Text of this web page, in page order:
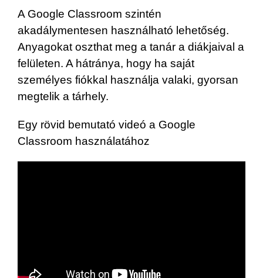
A Google Classroom szintén
akadálymentesen használható lehetőség.
Anyagokat oszthat meg a tanár a diákjaival a
felületen. A hátránya, hogy ha saját
személyes fiókkal használja valaki, gyorsan
megtelik a tárhely.
Egy rövid bemutató videó a Google
Classroom használatához